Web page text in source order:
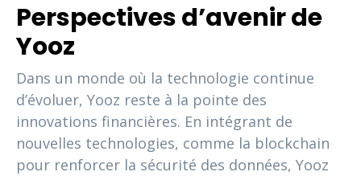
Perspectives d’avenir de
Yooz
Dans un monde où la technologie continue
d’évoluer, Yooz reste à la pointe des
innovations financières. En intégrant de
nouvelles technologies, comme la blockchain
pour renforcer la sécurité des données, Yooz